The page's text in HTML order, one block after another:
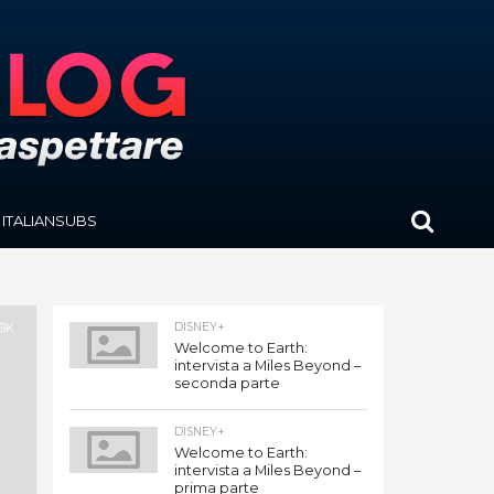
ITALIANSUBS
DISNEY+
Welcome to Earth:
intervista a Miles Beyond –
seconda parte
DISNEY+
Welcome to Earth:
intervista a Miles Beyond –
prima parte